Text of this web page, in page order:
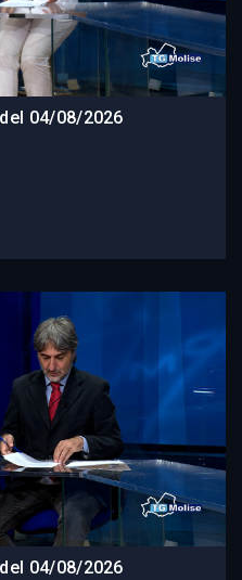
04/08/2026
04/08/2026